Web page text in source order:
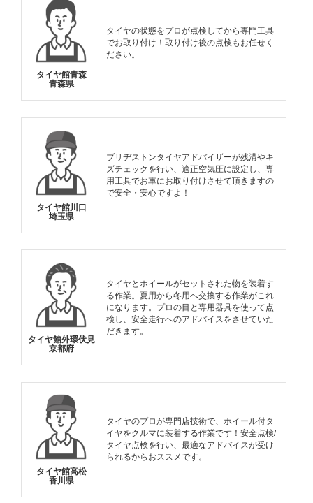
タイヤ館青森
青森県
タイヤの状態をプロが点検してから専門工具
でお取り付け！取り付け後の点検もお任せく
ださい。
タイヤ館川口
埼玉県
ブリヂストンタイヤアドバイザーが残溝やキ
ズチェックを行い、適正空気圧に設定し、専
用工具でお車にお取り付けさせて頂きますの
で安全・安心ですよ！
タイヤ館外環伏見
京都府
タイヤとホイールがセットされた物を装着す
る作業。夏用から冬用へ交換する作業がこれ
になります。プロの目と専用器具を使って点
検し、安全走行へのアドバイスをさせていた
だきます。
タイヤ館高松
香川県
タイヤのプロが専門店技術で、ホイール付タ
イヤをクルマに装着する作業です！安全点検/
タイヤ点検を行い、最適なアドバイスが受け
られるからおススメです。